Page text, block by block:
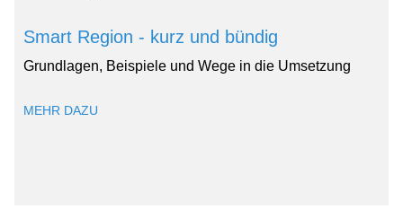
Smart Region - kurz und bündig
Grundlagen, Beispiele und Wege in die Umsetzung
MEHR DAZU